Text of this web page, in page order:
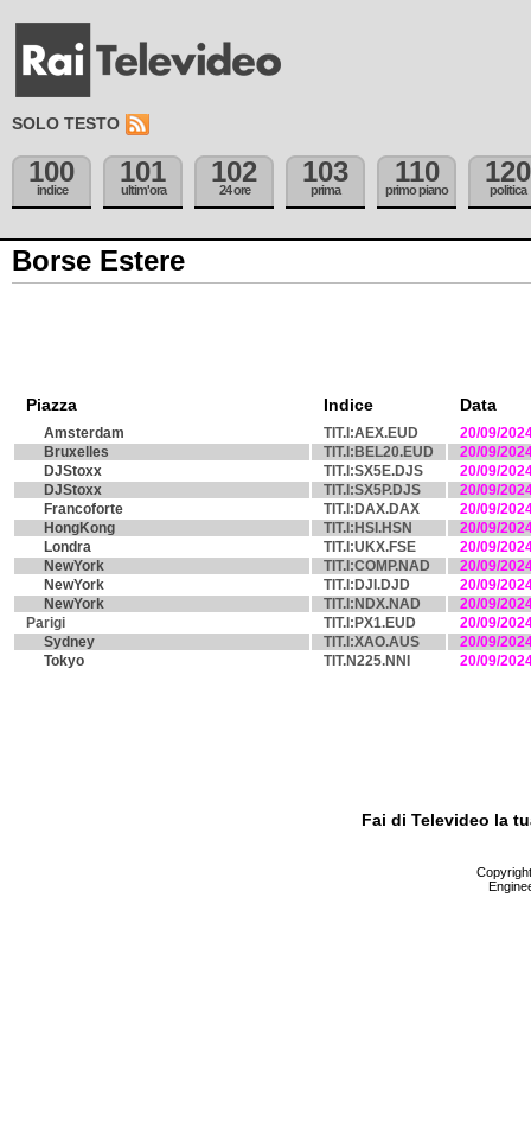
SOLO TESTO
100
indice
101
ultim'ora
102
24 ore
103
prima
110
primo piano
120
politica
Borse Estere
Piazza Indice Data
Amsterdam TIT.I:AEX.EUD
20/09/
Bruxelles
TIT.I:BEL20.EUD
20/09/
DJStoxx
TIT.I:SX5E.DJS
20/09/
DJStoxx
TIT.I:SX5P.DJS
20/09/
Francoforte
TIT.I:DAX.DAX
20/09/
HongKong
TIT.I:HSI.HSN
20/09/
Londra
TIT.I:UKX.FSE
20/09/
NewYork
TIT.I:COMP.NAD
20/09/
NewYork
TIT.I:DJI.DJD
20/09/
NewYork
TIT.I:NDX.NAD
20/09/
Parigi
TIT.I:PX1.EUD
20/09/
Sydney
TIT.I:XAO.AUS
20/09/
Tokyo
TIT.N225.NNI 20/09/
Fai di Televideo la